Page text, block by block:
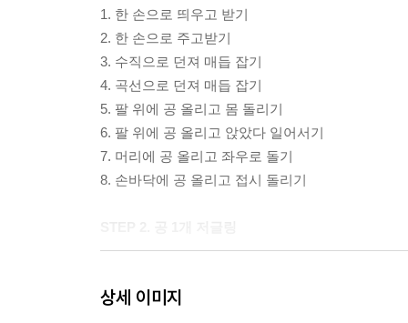
1. 한 손으로 띄우고 받기
2. 한 손으로 주고받기
3. 수직으로 던져 매듭 잡기
4. 곡선으로 던져 매듭 잡기
5. 팔 위에 공 올리고 몸 돌리기
6. 팔 위에 공 올리고 앉았다 일어서기
7. 머리에 공 올리고 좌우로 돌기
8. 손바닥에 공 올리고 접시 돌리기
1. 수직으로 공 던지기
상세 이미지